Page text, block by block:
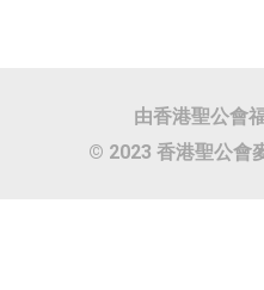
由香港聖公會
© 2023 香港聖公會